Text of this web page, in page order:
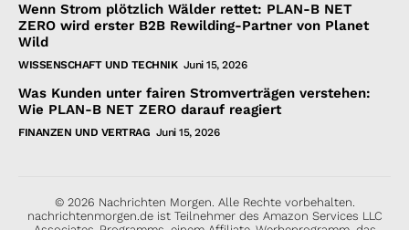
Wenn Strom plötzlich Wälder rettet: PLAN-B NET
ZERO wird erster B2B Rewilding-Partner von Planet
Wild
WISSENSCHAFT UND TECHNIK Juni 15, 2026
Was Kunden unter fairen Stromverträgen verstehen:
Wie PLAN-B NET ZERO darauf reagiert
FINANZEN UND VERTRAG Juni 15, 2026
© 2026 Nachrichten Morgen. Alle Rechte vorbehalten.
nachrichtenmorgen.de ist Teilnehmer des Amazon Services LLC